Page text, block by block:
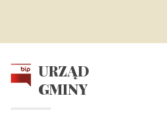
URZĄD
GMINY